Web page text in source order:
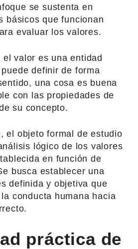
se sustenta en
básicos que funcionan
evaluar los valores.
el valor es una entidad
definir de forma
una cosa es buena
con las propiedades de
su concepto.
el objeto formal de estudio
lógico de los valores
en función de
busca establecer una
definida y objetiva que
conducta humana hacia
práctica de